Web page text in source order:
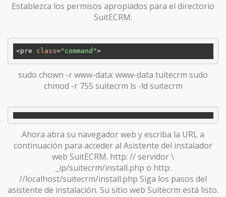
Establezca los permisos apropiados para el directorio
SuitECRM:
<pre class="command"
sudo chown -r www-data: www-data tuitecrm sudo
chmod -r 755 suitecrm ls -ld suitecrm
Ahora abra su navegador web y escriba la URL a
continuación para acceder al Asistente del instalador
web SuitECRM. http: // servidor \
_ip/suitecrm/install.php o http:
//localhost/suitecrm/install.php Siga los pasos del
asistente de instalación. Su sitio web Suitecrm está listo.